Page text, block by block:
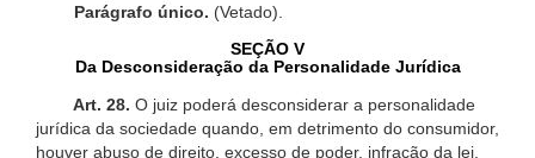
Parágrafo único. (Vetado).
SEÇÃO V
Da Desconsideração da Personalidade Jurídica
Art. 28. O juiz poderá desconsiderar a personalidade
jurídica da sociedade quando, em detrimento do consumidor,
houver abuso de direito, excesso de poder, infração da lei,